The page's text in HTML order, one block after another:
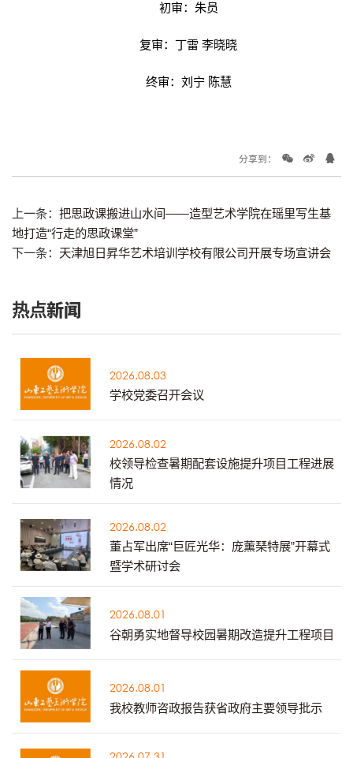
初审：朱员
复审：丁雷 李晓晓
终审：刘宁 陈慧
分享到：
上一条： 把思政课搬进山水间——造型艺术学院在瑶里写生基
地打造“行走的思政课堂”
下一条： 天津旭日昇华艺术培训学校有限公司开展专场宣讲会
热点新闻
2026.08.03
学校党委召开会议
2026.08.02
校领导检查暑期配套设施提升项目工程进展
情况
2026.08.02
董占军出席“巨匠光华：庞薰琹特展”开幕式
暨学术研讨会
2026.08.01
谷朝勇实地督导校园暑期改造提升工程项目
2026.08.01
我校教师咨政报告获省政府主要领导批示